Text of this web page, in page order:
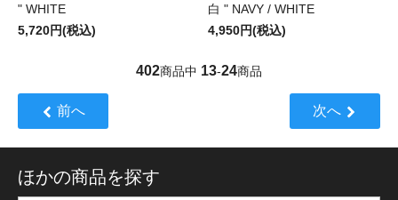
" WHITE
5,720円(税込)
白 " NAVY / WHITE
4,950円(税込)
402商品中 13-24商品
前へ 次へ
ほかの商品を探す